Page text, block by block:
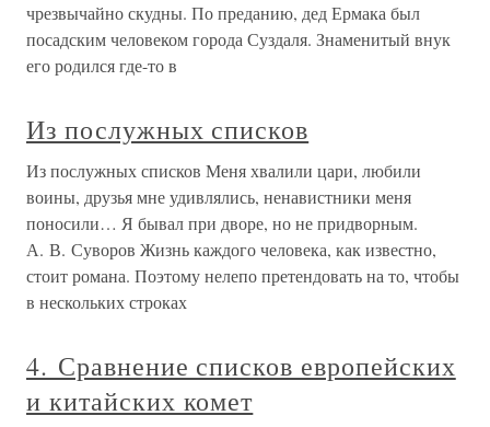
чрезвычайно скудны. По преданию, дед Ермака был
посадским человеком города Суздаля. Знаменитый внук
его родился где-то в
Из послужных списков
Из послужных списков Меня хвалили цари, любили
воины, друзья мне удивлялись, ненавистники меня
поносили… Я бывал при дворе, но не придворным.
А. В. Суворов Жизнь каждого человека, как известно,
стоит романа. Поэтому нелепо претендовать на то, чтобы
в нескольких строках
4. Сравнение списков европейских
и китайских комет